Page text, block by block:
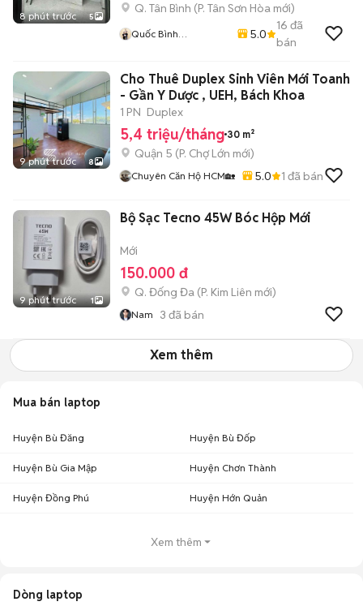
8 phút trước 5
Q. Tân Bình (P. Tân Sơn Hòa mới)
Quốc Bình
5.0
16 đã
bán
9 phút trước 8
Cho Thuê Duplex Sinh Viên Mới Toanh
- Gần Y Dược , UEH, Bách Khoa
1 PN Duplex
5,4 triệu/tháng 30 m²
Quận 5 (P. Chợ Lớn mới)
Chuyên Căn Hộ HCM🏡 5.0 1 đã bán
9 phút trước 1
Bộ Sạc Tecno 45W Bóc Hộp Mới
Mới
150.000 đ
Q. Đống Đa (P. Kim Liên mới)
Nam 3 đã bán
Xem thêm
Mua bán laptop
Huyện Bù Đăng Huyện Bù Đốp
Huyện Bù Gia Mập Huyện Chơn Thành
Huyện Đồng Phú Huyện Hớn Quản
Xem thêm
Dòng laptop